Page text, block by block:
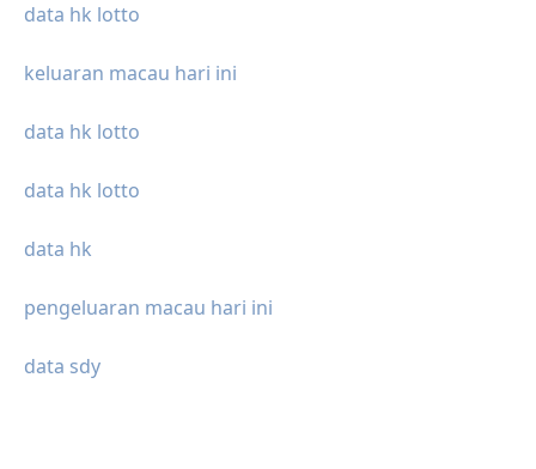
data hk lotto
keluaran macau hari ini
data hk lotto
data hk lotto
data hk
pengeluaran macau hari ini
data sdy